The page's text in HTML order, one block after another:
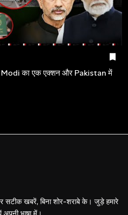
का एक एक्शन और Pakistan में
सटीक खबरें, बिना शोर-शराबे के। जुड़े हमारे